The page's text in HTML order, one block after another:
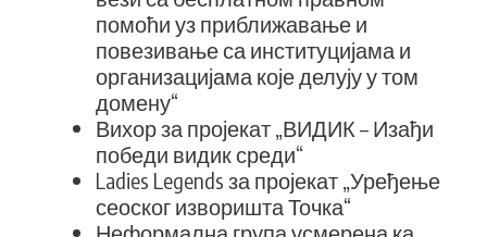
помоћи уз приближавање и
повезивање са институцијама и
организацијама које делују у том
домену“
Вихор за пројекат „ВИДИК – Изађи
победи видик среди“
Ladies Legends за пројекат „Уређење
сеоског изворишта Точка“